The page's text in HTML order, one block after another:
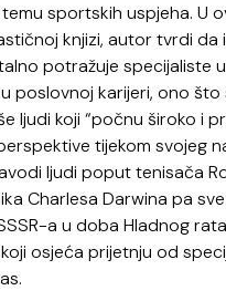
sportskih uspjeha. U
knjizi, autor tvrdi da
potražuje specijaliste
poslovnoj karijeri, ono što
ljudi koji “počnu široko i
tijekom svojeg
ljudi poput tenisača
Charlesa Darwina pa
a u doba Hladnog
osjeća prijetnju od